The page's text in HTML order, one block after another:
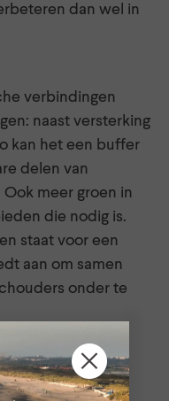
dan wel in
verbindingen
naast versterking
kan het een buffer
delen van
meer groen in
die nodig is.
staat voor een
aan om samen
onder te